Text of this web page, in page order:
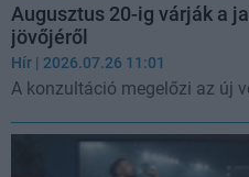
Augusztus 20-ig várják a
jövőjéről
Hír | 2026.07.26 11:01
A konzultáció megelőzi az új